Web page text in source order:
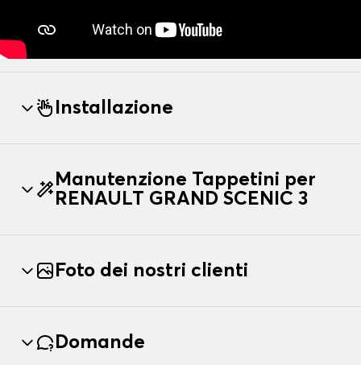
Installazione
Manutenzione Tappetini per
RENAULT GRAND SCENIC 3
Foto dei nostri clienti
Domande